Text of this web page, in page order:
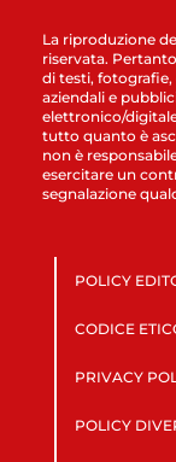
La riproduzione
riservata.
di testi,
aziendali e
elettronico/
tutto quanto è
non è
esercitare un
segnalazione
POLICY
CODICE
PRIVACY
POLICY